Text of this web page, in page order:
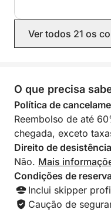
Ver todos 21 os
O que precisa
Política de
Reembolso de até
chegada, exceto
Direito de
Não. Mais
Condições de
Inclui skipper
Caução de